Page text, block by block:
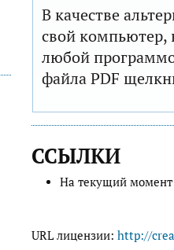
В качестве
свой компьютер,
любой
файла PDF
ССЫЛКИ
На текущий момент
URL лицензии: http://